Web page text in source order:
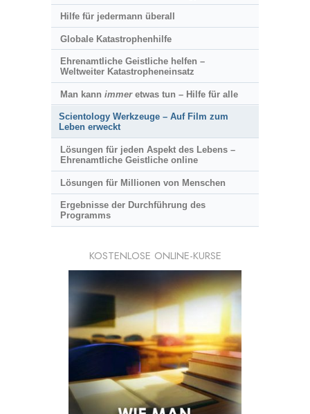
Hilfe für jedermann überall
Globale Katastrophenhilfe
Ehrenamtliche Geistliche helfen –
Weltweiter Katastropheneinsatz
Man kann immeretwas tun – Hilfe für alle
Scientology Werkzeuge – Auf Film zum
Leben erweckt
Lösungen für jeden Aspekt des Lebens –
Ehrenamtliche Geistliche online
Lösungen für Millionen von Menschen
Ergebnisse der Durchführung des
Programms
KOSTENLOSE ONLINE-KURSE